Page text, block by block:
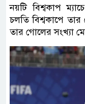
নয়টি বিশ্বকাপ
চলতি বিশ্বকাপে
তার গোলের সংখ্যা